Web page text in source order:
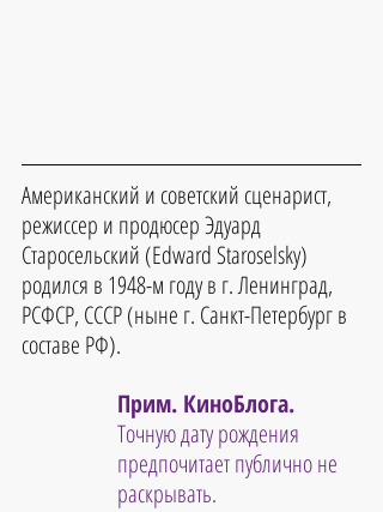
Американский и советский сценарист,
режиссер и продюсер Эдуард
Старосельский (Edward Staroselsky)
родился в 1948-м году в г. Ленинград,
РСФСР, СССР (ныне г. Санкт-Петербург в
составе РФ).
Прим. КиноБлога.
Точную дату рождения
предпочитает публично не
раскрывать.